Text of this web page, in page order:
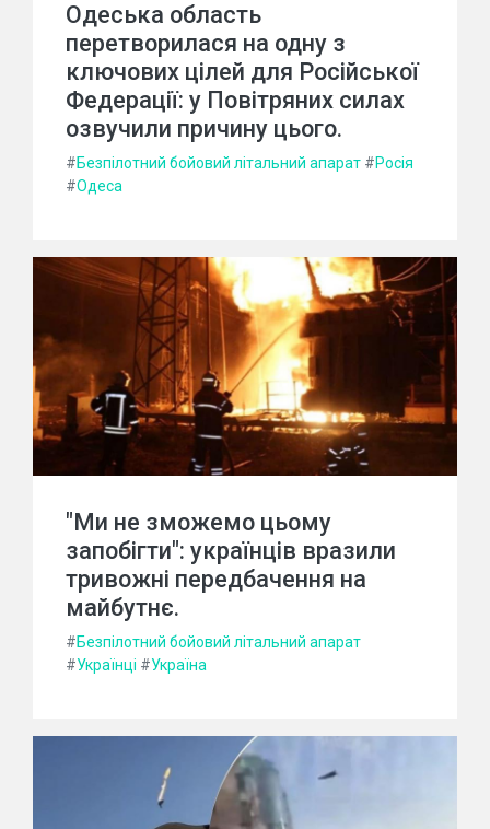
Одеська область
перетворилася на одну з
ключових цілей для Російської
Федерації: у Повітряних силах
озвучили причину цього.
#Безпілотний бойовий літальний апарат #Росія
#Одеса
"Ми не зможемо цьому
запобігти": українців вразили
тривожні передбачення на
майбутнє.
#Безпілотний бойовий літальний апарат
#Українці #Україна